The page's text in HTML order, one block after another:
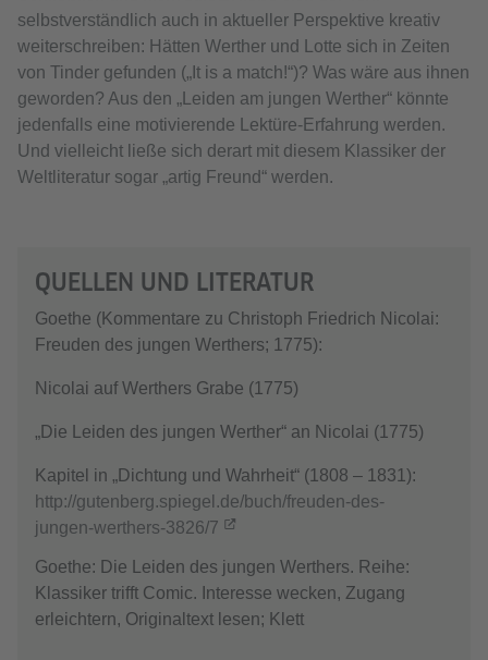
selbstverständlich auch in aktueller Perspektive kreativ
weiterschreiben: Hätten Werther und Lotte sich in Zeiten
von Tinder gefunden („It is a match!“)? Was wäre aus ihnen
geworden? Aus den „Leiden am jungen Werther“ könnte
jedenfalls eine motivierende Lektüre-Erfahrung werden.
Und vielleicht ließe sich derart mit diesem Klassiker der
Weltliteratur sogar „artig Freund“ werden.
QUELLEN UND LITERATUR
Goethe (Kommentare zu Christoph Friedrich Nicolai:
Freuden des jungen Werthers; 1775):
Nicolai auf Werthers Grabe (1775)
„Die Leiden des jungen Werther“ an Nicolai (1775)
Kapitel in „Dichtung und Wahrheit“ (1808 – 1831):
http://gutenberg.spiegel.de/buch/freuden-des-
jungen-werthers-3826/7
Goethe: Die Leiden des jungen Werthers. Reihe:
Klassiker trifft Comic. Interesse wecken, Zugang
erleichtern, Originaltext lesen; Klett